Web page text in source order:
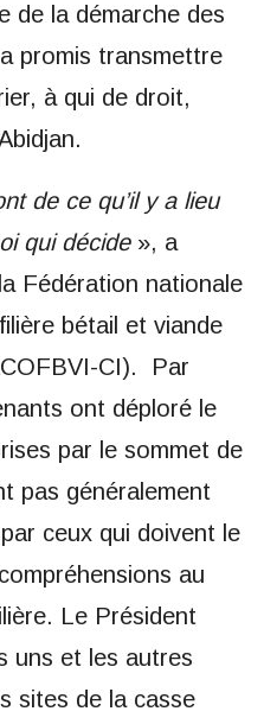
de la démarche des
promis transmettre
à qui de droit,
de ce qu’il y a lieu
qui décide», a
Fédération nationale
bétail et viande
CI). Par
ont déploré le
par le sommet de
pas généralement
ceux qui doivent le
au
Le Président
uns et les autres
sites de la casse